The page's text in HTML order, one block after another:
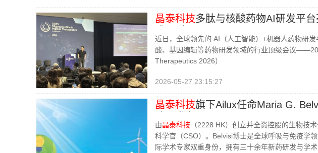
晶泰科技多肽与核酸药物AI研发平
近日，全球领先的 AI（人工智能）+机器人药物研发
酸、基因编辑等药物研发领域的行业顶级会议
Therapeutics 2026）
2026-05-27 23:15:27
晶泰科技旗下Ailux任命Maria G.
由晶泰科技 （2228 HK）创立并全资控股的生物技
科学官（CSO）。Belvisi博士是全球呼吸与免疫学
际学术专家双重身份，拥有三十余年新药研发与学